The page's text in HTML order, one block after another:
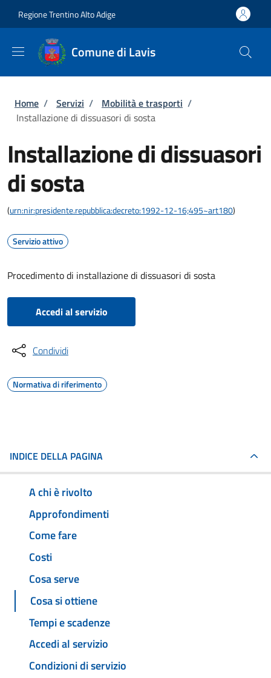
Regione Trentino Alto Adige
Comune di Lavis
Briciole di pane
Home / Servizi / Mobilità e trasporti /
Installazione di dissuasori di sosta
Installazione di dissuasori
di sosta
(urn:nir:presidente.repubblica:decreto:1992-12-16;495~art180)
Servizio attivo
Procedimento di installazione di dissuasori di sosta
Accedi al servizio
Condividi
Normativa di riferimento
INDICE DELLA PAGINA
A chi è rivolto
Approfondimenti
Come fare
Costi
Cosa serve
Cosa si ottiene
Tempi e scadenze
Accedi al servizio
Condizioni di servizio